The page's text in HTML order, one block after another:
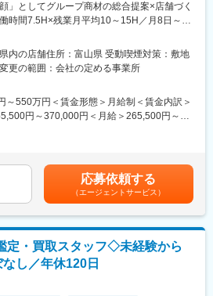
スタッフ5～15名で運営。チームワークを
を一括提供しています。
す。20代後半にして10店舗前後のエリアを
ジションになった社員もいます。
も可能。
機会が多い為、のれん分け制度の利用や独
と接する中で「こんなメニューが喜ばれる
のアイデアから生まれた商品が、全国の店
ん。
：3カ月～半年の研修後、店長になるとイン
ります。業績にもよりますが、毎月達成
ンティブを獲得した社員もいます。
める業務
」としてグループ商材の総合提案×店舗づく
時間7.5H×残業月平均10～15H／月8日～休
に来店されるお客様へ、スマートフォン・
ド・楽天市場・楽天ポイントなど、楽天経
り豊かにするトータルサポートを行うポジ
の受付および提案
イント活用、楽天カード、各種サービスの
データ移行サポート
くり、POP作成
内の店舗住所：富山県 受動喫煙対策：敷地
更の範囲：会社の定める事業所
～550万円＜賃金形態＞月給制＜賃金内訳＞
円～370,000円＜月給＞265,500円～
応募依頼する
（エージェントサービス）
定・買取スタッフ◇未経験から
し／年休120日